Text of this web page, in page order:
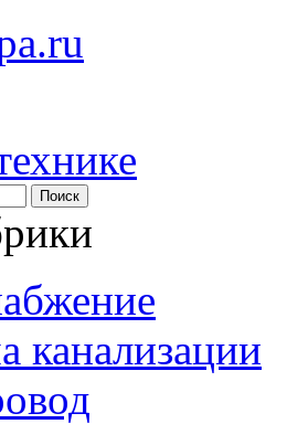
канализации